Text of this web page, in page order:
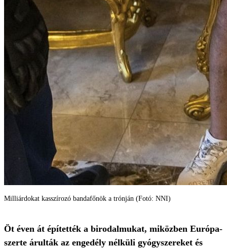
Milliárdokat kasszírozó bandafőnök a trónján (Fotó: NNI)
Öt éven át építették a birodalmukat, miközben Európa-
szerte árulták az engedély nélküli gyógyszereket és